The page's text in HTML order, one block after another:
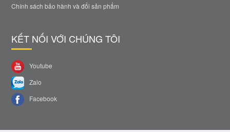
Chính sách bảo hành và đổi sản phẩm
KẾT NỐI VỚI CHÚNG TÔI
Youtube
Zalo
Facebook